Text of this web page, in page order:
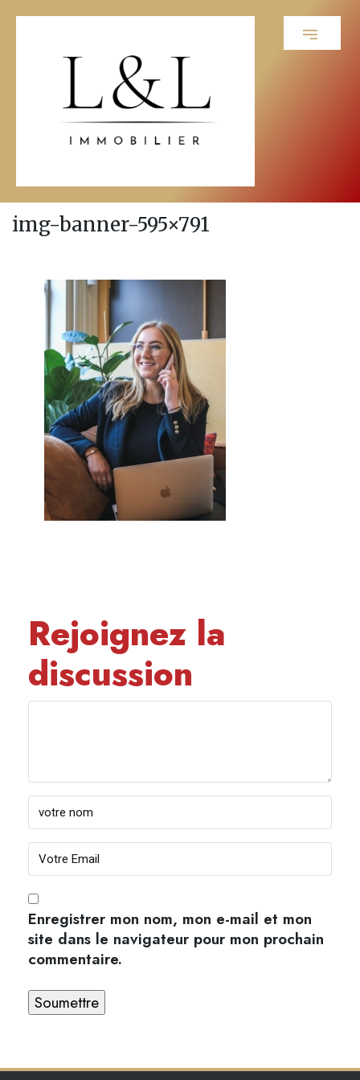
img-banner-595×791
Rejoignez la
discussion
Enregistrer mon nom, mon e-mail et mon
site dans le navigateur pour mon prochain
commentaire.